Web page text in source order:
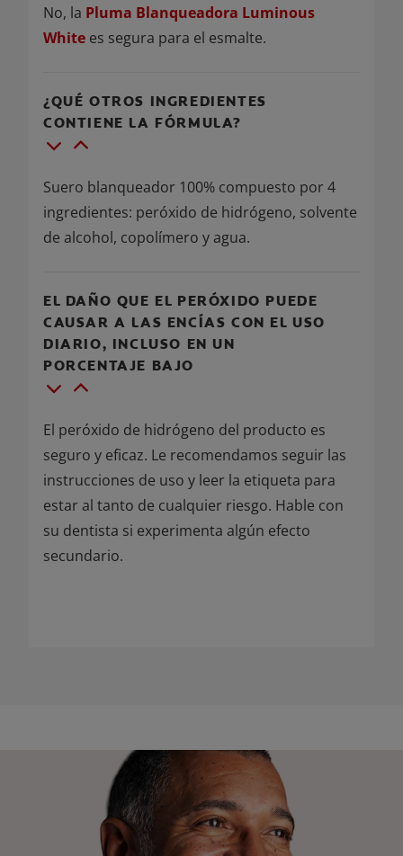
No, la Pluma Blanqueadora Luminous
White es segura para el esmalte.
¿QUÉ OTROS INGREDIENTES
CONTIENE LA FÓRMULA?
Suero blanqueador 100% compuesto por 4
ingredientes: peróxido de hidrógeno, solvente
de alcohol, copolímero y agua.
EL DAÑO QUE EL PERÓXIDO PUEDE
CAUSAR A LAS ENCÍAS CON EL USO
DIARIO, INCLUSO EN UN
PORCENTAJE BAJO
El peróxido de hidrógeno del producto es
seguro y eficaz. Le recomendamos seguir las
instrucciones de uso y leer la etiqueta para
estar al tanto de cualquier riesgo. Hable con
su dentista si experimenta algún efecto
secundario.